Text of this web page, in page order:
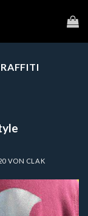
VON CLAK